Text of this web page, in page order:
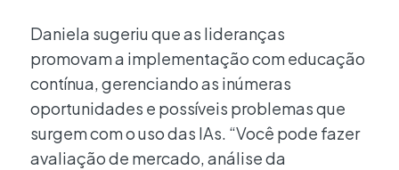
Daniela sugeriu que as lideranças
promovam a implementação com educação
contínua, gerenciando as inúmeras
oportunidades e possíveis problemas que
surgem com o uso das IAs. “Você pode fazer
avaliação de mercado, análise da